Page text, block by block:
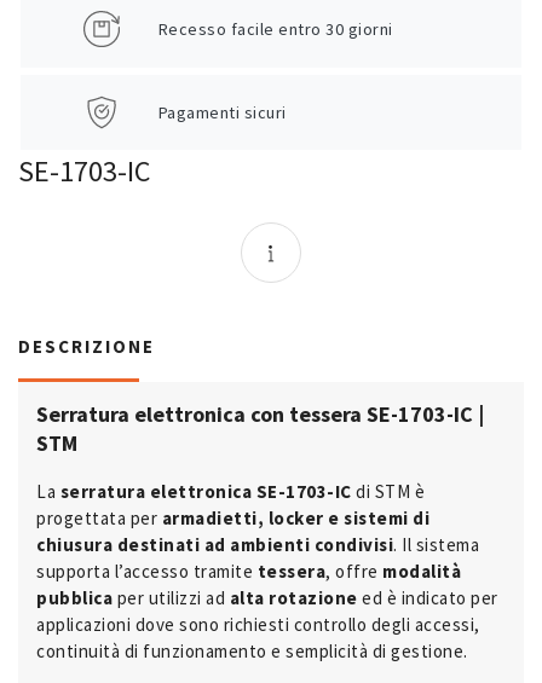
Recesso facile entro 30 giorni
Pagamenti sicuri
SE-1703-IC
DESCRIZIONE
Serratura elettronica con tessera SE-1703-IC |
STM
La serratura elettronica SE-1703-IC di STM è
progettata per armadietti, locker e sistemi di
chiusura destinati ad ambienti condivisi. Il sistema
supporta l’accesso tramite tessera, offre modalità
pubblica per utilizzi ad alta rotazione ed è indicato per
applicazioni dove sono richiesti controllo degli accessi,
continuità di funzionamento e semplicità di gestione.